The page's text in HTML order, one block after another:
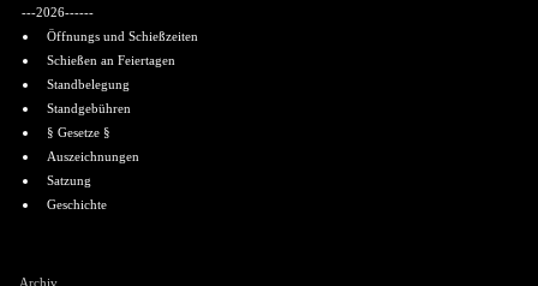
---2026------
Öffnungs und Schießzeiten
Schießen an Feiertagen
Standbelegung
Standgebühren
§ Gesetze §
Auszeichnungen
Satzung
Geschichte
Archiv